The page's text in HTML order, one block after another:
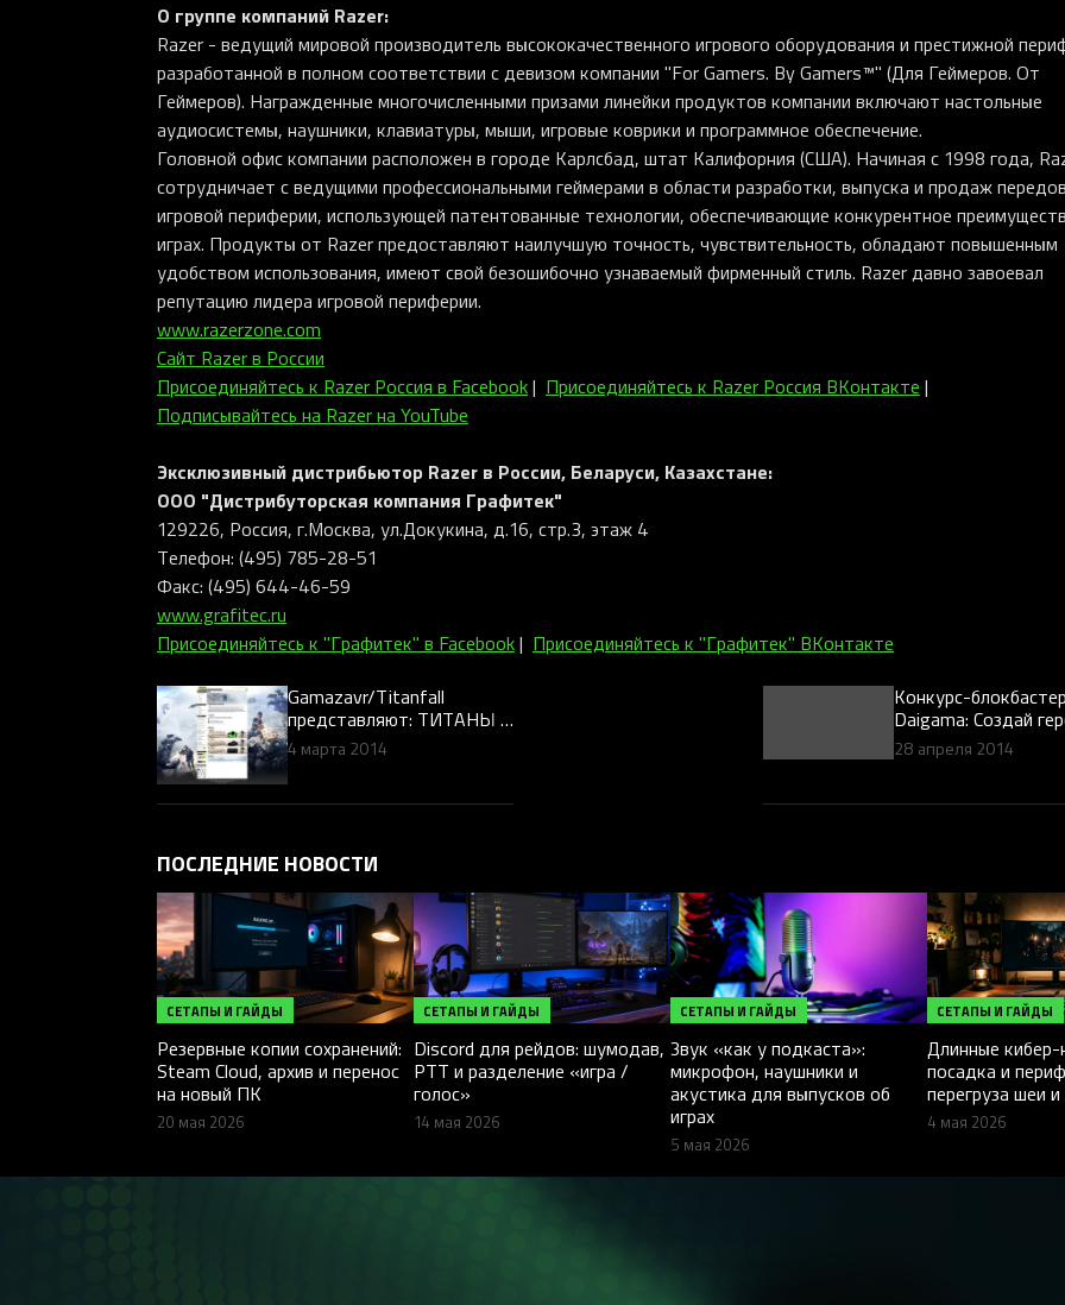
О группе компаний Razer:
Razer - ведущий мировой производитель высококачественного игрового оборудования и престижной
разработанной в полном соответствии с девизом компании "For Gamers. By Gamers™" (Для Геймеров. От
Геймеров). Награжденные многочисленными призами линейки продуктов компании включают настольные
аудиосистемы, наушники, клавиатуры, мыши, игровые коврики и программное обеспечение.
Головной офис компании расположен в городе Карлсбад, штат Калифорния (США). Начиная с 1998 года,
сотрудничает с ведущими профессиональными геймерами в области разработки, выпуска и продаж
игровой периферии, использующей патентованные технологии, обеспечивающие конкурентное
играх. Продукты от Razer предоставляют наилучшую точность, чувствительность, обладают повышенным
удобством использования, имеют свой безошибочно узнаваемый фирменный стиль. Razer давно завоевал
репутацию лидера игровой периферии.
www.razerzone.com
Сайт Razer в России
Присоединяйтесь к Razer Россия в Facebook| Присоединяйтесь к Razer Россия ВКонтакте |
Подписывайтесь на Razer на YouTube
Эксклюзивный дистрибьютор Razer в России, Беларуси, Казахстане:
ООО "Дистрибуторская компания Графитек"
129226, Россия, г.Москва, ул.Докукина, д.16, стр.3, этаж 4
Телефон: (495) 785-28-51
Факс: (495) 644-46-59
www.grafitec.ru
Присоединяйтесь к "Графитек" в Facebook| Присоединяйтесь к "Графитек" ВКонтакте
Gamazavr/Titanfall
представляют: ТИТАНЫ В
ГОРОДЕ! Конкурс с
ценными призами от Razer
4 марта 2014
Конкурс-
Daigama: Создай
выиграй
геймерскую
28 апреля 2014
(Orange Switch), Black
В КОРЗИНУ
ПОСЛЕДНИЕ НОВОСТИ
СЕТАПЫ И ГАЙДЫ
Резервные копии сохранений:
Steam Cloud, архив и перенос
на новый ПК
20 мая 2026
СЕТАПЫ И ГАЙДЫ
Discord для рейдов: шумодав,
PTT и разделение «игра /
голос»
14 мая 2026
СЕТАПЫ И ГАЙДЫ
Звук «как у подкаста»:
микрофон, наушники и
акустика для выпусков об
играх
5 мая 2026
СЕТАПЫ И ГАЙДЫ
Длинные кибер-
посадка и
перегруза шеи и
4 мая 2026